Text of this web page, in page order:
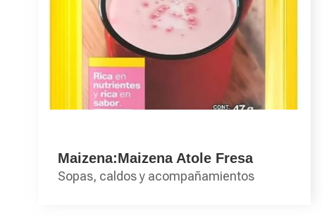
Maizena:Maizena Atole Fresa
Sopas, caldos y acompañamientos